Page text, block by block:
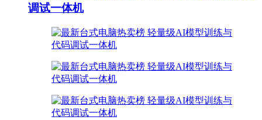
调试一体机